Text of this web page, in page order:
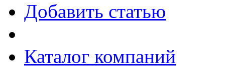
Добавить статью
Каталог компаний